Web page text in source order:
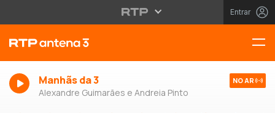
Entrar
Manhãs da 3
Alexandre Guimarães e Andreia Pinto
NO AR